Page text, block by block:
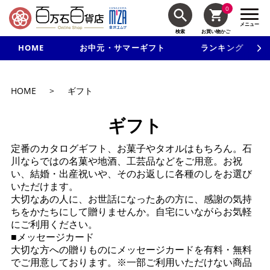
検索
0
お買い物かご
メニュー
HOME お中元・サマーギフト ランキング
新規入会で3千円以上で使える500円クーポンを進呈！
HOME > ギフト
ギフト
定番のカタログギフト、お菓子やタオルはもちろん。石
川ならではの名菓や地酒、工芸品などをご用意。お祝
い、結婚・出産祝いや、そのお返しに各種のしをお選び
いただけます。
大切なあの人に、お世話になったあの方に、感謝の気持
ちをかたちにして贈りませんか。自宅にいながらお気軽
にご利用ください。
■メッセージカード
大切な方への贈りものにメッセージカードを有料・無料
でご用意しております。※一部ご利用いただけない商品